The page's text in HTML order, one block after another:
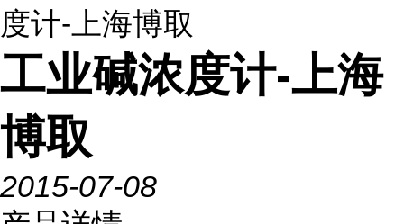
度计-上海博取
工业碱浓度计-上海
博取
2015-07-08